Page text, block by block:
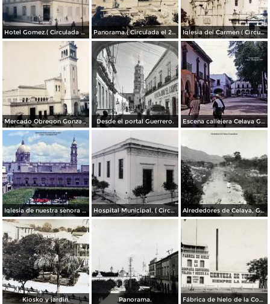
Hotel Gomez.( Circulada el 23 de Julio de 1909 ). Panorama.( Circulada el 25 de Junio de 1909 ). Iglesia del Carmen ( Circulada el 15 de Junioo de 1909 ).
Mercado Obregon Gonzalez ( Circulada el 25 de Junioo de 1909 ). Desde el portal Guerrero. Escena callejera Celaya Guanajuato 1967
Iglesia de nuestra senora del Carmen Celaya Guanajuato 1967 Hospital Municipal. ( Circulada el 23 de Junio de 1909 ). Alrededores de Celaya, Guanajuato.
Kiosko y jardin. Panorama. Fábrica de hielo de la Compañía Cervecera Toluca y México, S.A.